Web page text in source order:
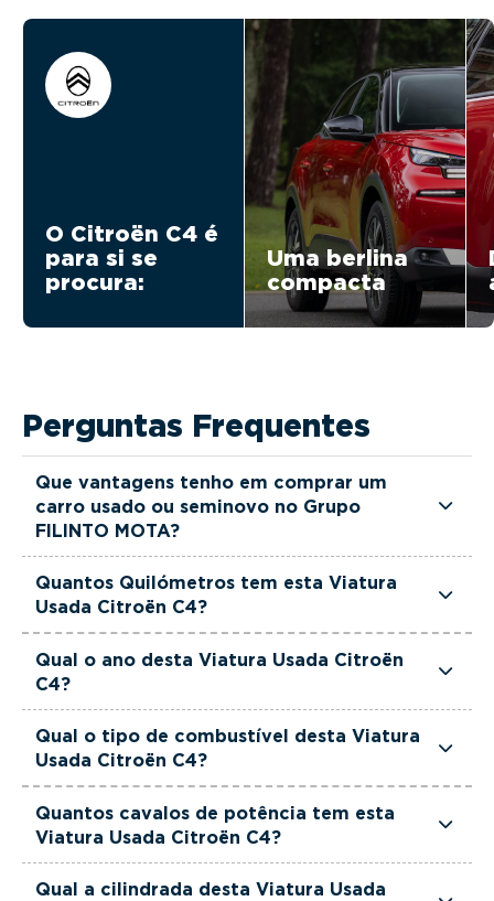
O Citroën C4 é
para si se
procura:
Uma berlina
compacta
Perguntas Frequentes
Que vantagens tenho em comprar um
carro usado ou seminovo no Grupo
FILINTO MOTA?
FILINTO MOTA são rigorosamente selecionadas
quilómetros reais garantidos. Além disso, dispõe
de uma equipa de gestores comerciais dedicada,
pronta a ajudá-lo a encontrar a viatura que
melhor se adapta às suas necessidades e ao seu
orçamento.
Quantos Quilómetros tem esta Viatura
Usada Citroën C4?
25732 km.
Qual o ano desta Viatura Usada Citroën
C4?
Qual o tipo de combustível desta Viatura
Usada Citroën C4?
com uma motorização Gasolina.
Quantos cavalos de potência tem esta
Viatura Usada Citroën C4?
Qual a cilindrada desta Viatura Usada